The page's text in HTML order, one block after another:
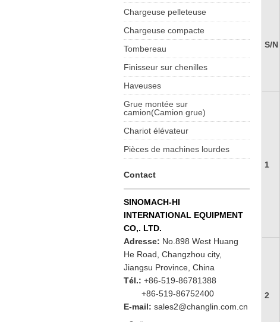
S/N
1
2
Chargeuse pelleteuse
Chargeuse compacte
Tombereau
Finisseur sur chenilles
Haveuses
Grue montée sur
camion(Camion grue)
Chariot élévateur
Pièces de machines lourdes
Contact
SINOMACH-HI
INTERNATIONAL EQUIPMENT
CO,. LTD.
Adresse: No.898 West Huang
He Road, Changzhou city,
Jiangsu Province, China
Tél.: +86-519-86781388
+86-519-86752400
E-mail:sales2@changlin.com.cn